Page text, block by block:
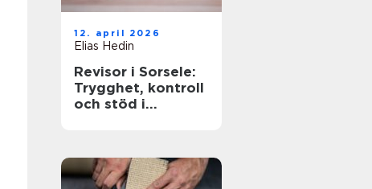
12. april 2026
Elias Hedin
Revisor i Sorsele:
Trygghet, kontroll
och stöd i